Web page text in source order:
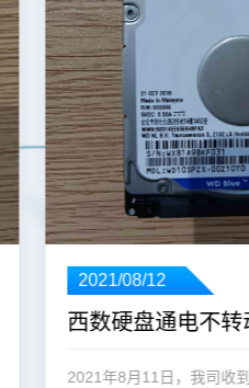
2021/08/12
西数硬盘通电不转
2021年8月11日，我司收